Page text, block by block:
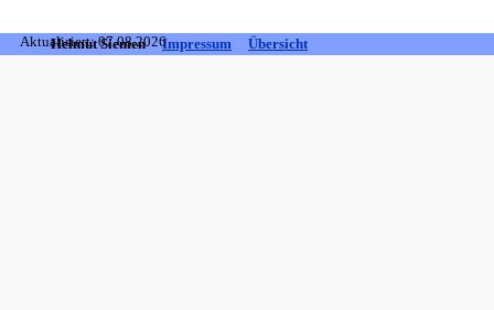
Helmut SiemenImpressum Übersicht
Aktualisiert: 07.08.2026